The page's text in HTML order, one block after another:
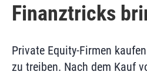
Finanztricks
Private Equity-Firmen
zu treiben. Nach dem Kauf